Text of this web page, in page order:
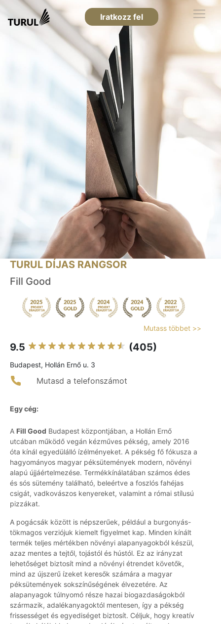
Iratkozz fel
TURUL DÍJAS RANGSOR
Fill Good
Mutass többet >>
9.5 (405)
Budapest, Hollán Ernő u. 3
Mutasd a telefonszámot
Egy cég:
A Fill Good Budapest központjában, a Hollán Ernő
utcában működő vegán kézműves pékség, amely 2016
óta kínál egyedülálló ízélményeket. A pékség fő fókusza a
hagyományos magyar péksütemények modern, növényi
alapú újjáértelmezése. Termékkínálatában számos édes
és sós sütemény található, beleértve a foszlós fahéjas
csigát, vadkovászos kenyereket, valamint a római stílusú
pizzákat.
A pogácsák között is népszerűek, például a burgonyás-
tökmagos verziójuk kiemelt figyelmet kap. Minden kínált
termék teljes mértékben növényi alapanyagokból készül,
azaz mentes a tejtől, tojástól és hústól. Ez az irányzat
lehetőséget biztosít mind a növényi étrendet követők,
mind az újszerű ízeket keresők számára a magyar
péksütemények sokszínűségének élvezetére. Az
alapanyagok túlnyomó része hazai biogazdaságokból
származik, adalékanyagoktól mentesen, így a pékség
frissességet és egyediséget biztosít. Céljuk, hogy kreatív